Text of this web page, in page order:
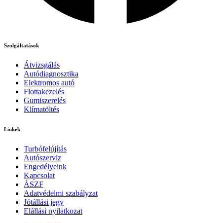
Szolgáltatások
Átvizsgálás
Autódiagnosztika
Elektromos autó
Flottakezelés
Gumiszerelés
Klímatöltés
Linkek
Turbófelújítás
Autószerviz
Engedélyeink
Kapcsolat
ÁSZF
Adatvédelmi szabályzat
Jótállási jegy
Elállási nyilatkozat